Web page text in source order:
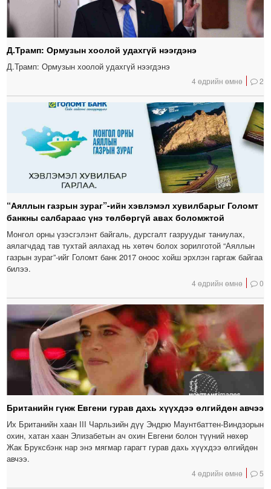
Д.Трамп: Ормузын хоолой удахгүй нээгдэнэ
Д.Трамп: Ормузын хоолой удахгүй нээгдэнэ
4 өдрийн өмнө 2
“Аяллын газрын зураг”-ийн хэвлэмэл хувилбарыг Голомт
банкны салбараас үнэ төлбөргүй авах боломжтой
Монгол орны үзэсгэлэнт байгаль, дурсгалт газруудыг таниулах,
аялагчдад тав тухтай аялахад нь хөтөч болох зорилготой “Аяллын
газрын зураг”-ийг Голомт банк 2017 оноос хойш эрхлэн гаргаж байгаа
билээ.
4 өдрийн өмнө 0
Британийн гүнж Евгени гурав дахь хүүхдээ өлгийдөн авчээ
Их Британийн хаан III Чарльзийн дүү Эндрю Маунтбаттен-Виндзорын
охин, хатан хаан Элизабетын ач охин Евгени болон түүний нөхөр
Жак Бруксбэнк нар энэ мягмар гарагт гурав дахь хүүхдээ өлгийдөн
авчээ.
4 өдрийн өмнө 5